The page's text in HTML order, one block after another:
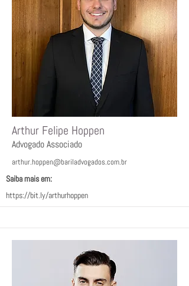
Arthur Felipe Hoppen
Advogado Associado
arthur.hoppen@bariladvogados.com.br
Saiba mais em:ﾠ
https://bit.ly/arthurhoppen